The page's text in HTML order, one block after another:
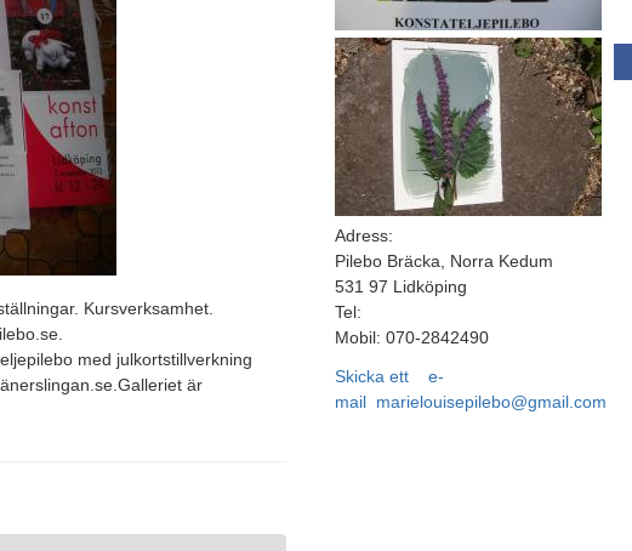
Kursverksamhet.
med julkortstillverkning
är
Adress:
Pilebo Bräcka, Norra Kedum
531 97 Lidköping
Tel:
Mobil: 070-2842490
Skicka ett e-
mail marielouisepilebo@gmail.com